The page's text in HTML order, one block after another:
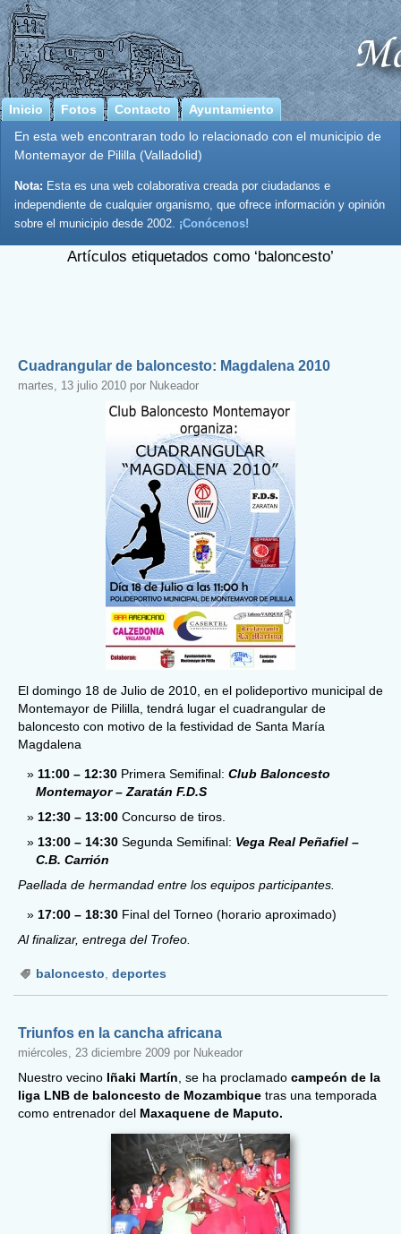
Inicio Fotos Contacto
Ayuntamiento
En esta web encontraran todo lo relacionado con el municipio de
Montemayor de Pililla (Valladolid)
Nota: Esta es una web colaborativa creada por ciudadanos e
independiente de cualquier organismo, que ofrece información y opinión
sobre el municipio desde 2002. ¡Conócenos!
Artículos etiquetados como ‘baloncesto’
Cuadrangular de baloncesto: Magdalena 2010
martes, 13 julio 2010 por Nukeador
El domingo 18 de Julio de 2010, en el polideportivo municipal de
Montemayor de Pililla, tendrá lugar el cuadrangular de
baloncesto con motivo de la festividad de Santa María
Magdalena
11:00 – 12:30 Primera Semifinal: Club Baloncesto
Montemayor– Zaratán F.D.S
12:30 – 13:00 Concurso de tiros.
13:00 – 14:30 Segunda Semifinal: Vega Real Peñafiel –
C.B. Carrión
Paellada de hermandad entre los equipos participantes.
17:00 – 18:30 Final del Torneo (horario aproximado)
Al finalizar, entrega del Trofeo.
baloncesto deportes
Triunfos en la cancha africana
miércoles, 23 diciembre 2009 por Nukeador
Nuestro vecino Iñaki Martín , se ha proclamado campeón de la
liga LNB de baloncesto de Mozambique tras una temporada
como entrenador del Maxaquene de Maputo.